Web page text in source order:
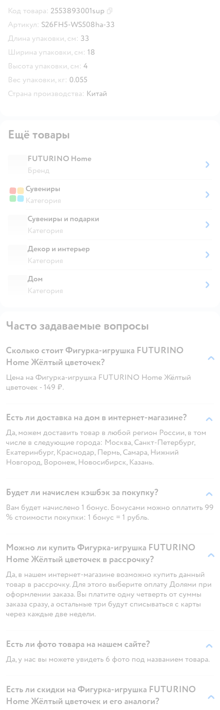
Код товара: 2553893001sup
Артикул: S26FH5-WS508ha-33
Длина упаковки, см: 33
Ширина упаковки, см: 18
Высота упаковки, см: 4
Вес упаковки, кг: 0.055
Страна производства: Китай
Ещё товары
FUTURINO Home
Бренд
Сувениры
Категория
Сувениры и подарки
Категория
Декор и интерьер
Категория
Дом
Категория
Часто задаваемые вопросы
Сколько стоит Фигурка-игрушка FUTURINO
Home Жёлтый цветочек?
Цена на Фигурка-игрушка FUTURINO Home Жёлтый
цветочек - 149 ₽.
Есть ли доставка на дом в интернет-магазине?
Да, можем доставить товар в любой регион России, в том
числе в следующие города: Москва, Санкт-Петербург,
Екатеринбург, Краснодар, Пермь, Самара, Нижний
Новгород, Воронеж, Новосибирск, Казань.
Будет ли начислен кэшбэк за покупку?
Вам будет начислено 1 бонус. Бонусами можно оплатить 99
% стоимости покупки: 1 бонус = 1 рубль.
Можно ли купить Фигурка-игрушка FUTURINO
Home Жёлтый цветочек в рассрочку?
Да, в нашем интернет-магазине возможно купить данный
товар в рассрочку. Для этого выберите оплату Долями при
оформлении заказа. Вы платите одну четверть от суммы
заказа сразу, а остальные три будут списываться с карты
через каждые две недели.
Есть ли фото товара на нашем сайте?
Да, у нас вы можете увидеть 6 фото под названием товара.
Есть ли скидки на Фигурка-игрушка FUTURINO
Home Жёлтый цветочек и его аналоги?